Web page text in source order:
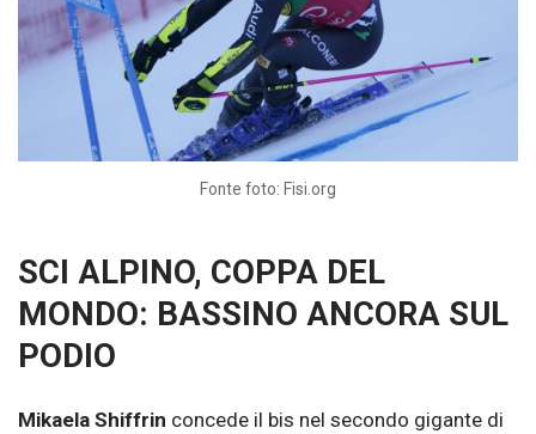
Fonte foto: Fisi.org
SCI ALPINO, COPPA DEL
MONDO: BASSINO ANCORA SUL
PODIO
Mikaela Shiffrin concede il bis nel secondo gigante di